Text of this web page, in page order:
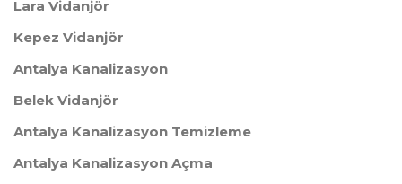
Lara Vidanjör
Kepez Vidanjör
Antalya Kanalizasyon
Belek Vidanjör
Antalya Kanalizasyon Temizleme
Antalya Kanalizasyon Açma